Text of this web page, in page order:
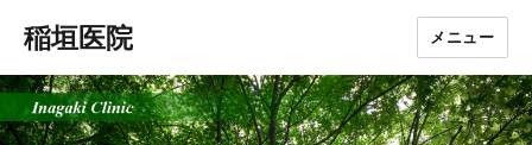
稲垣医院 メニュー